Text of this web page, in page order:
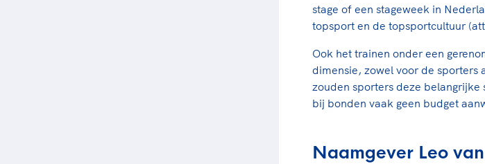
stage of een stageweek in
topsport en de topsportcultuur
Ook het trainen onder een
dimensie, zowel voor de sporters
zouden sporters deze
bij bonden vaak geen budget
Naamgever Leo